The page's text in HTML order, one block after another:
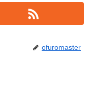
ofuromaster